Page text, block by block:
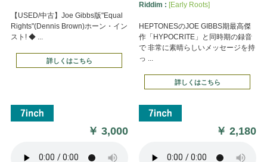
【USED/中古】Joe Gibbs版"Equal
Rights"(Dennis Brown)ホーン・イン
スト! ◆ ...
詳しくはこちら
￥3,000
Riddim : [Early Roots]
HEPTONESのJOE GIBBS期最高傑
作「HYPOCRITE」と同時期の録音
で 非常に素晴らしいメッセージを持
っ ...
詳しくはこちら
￥2,180